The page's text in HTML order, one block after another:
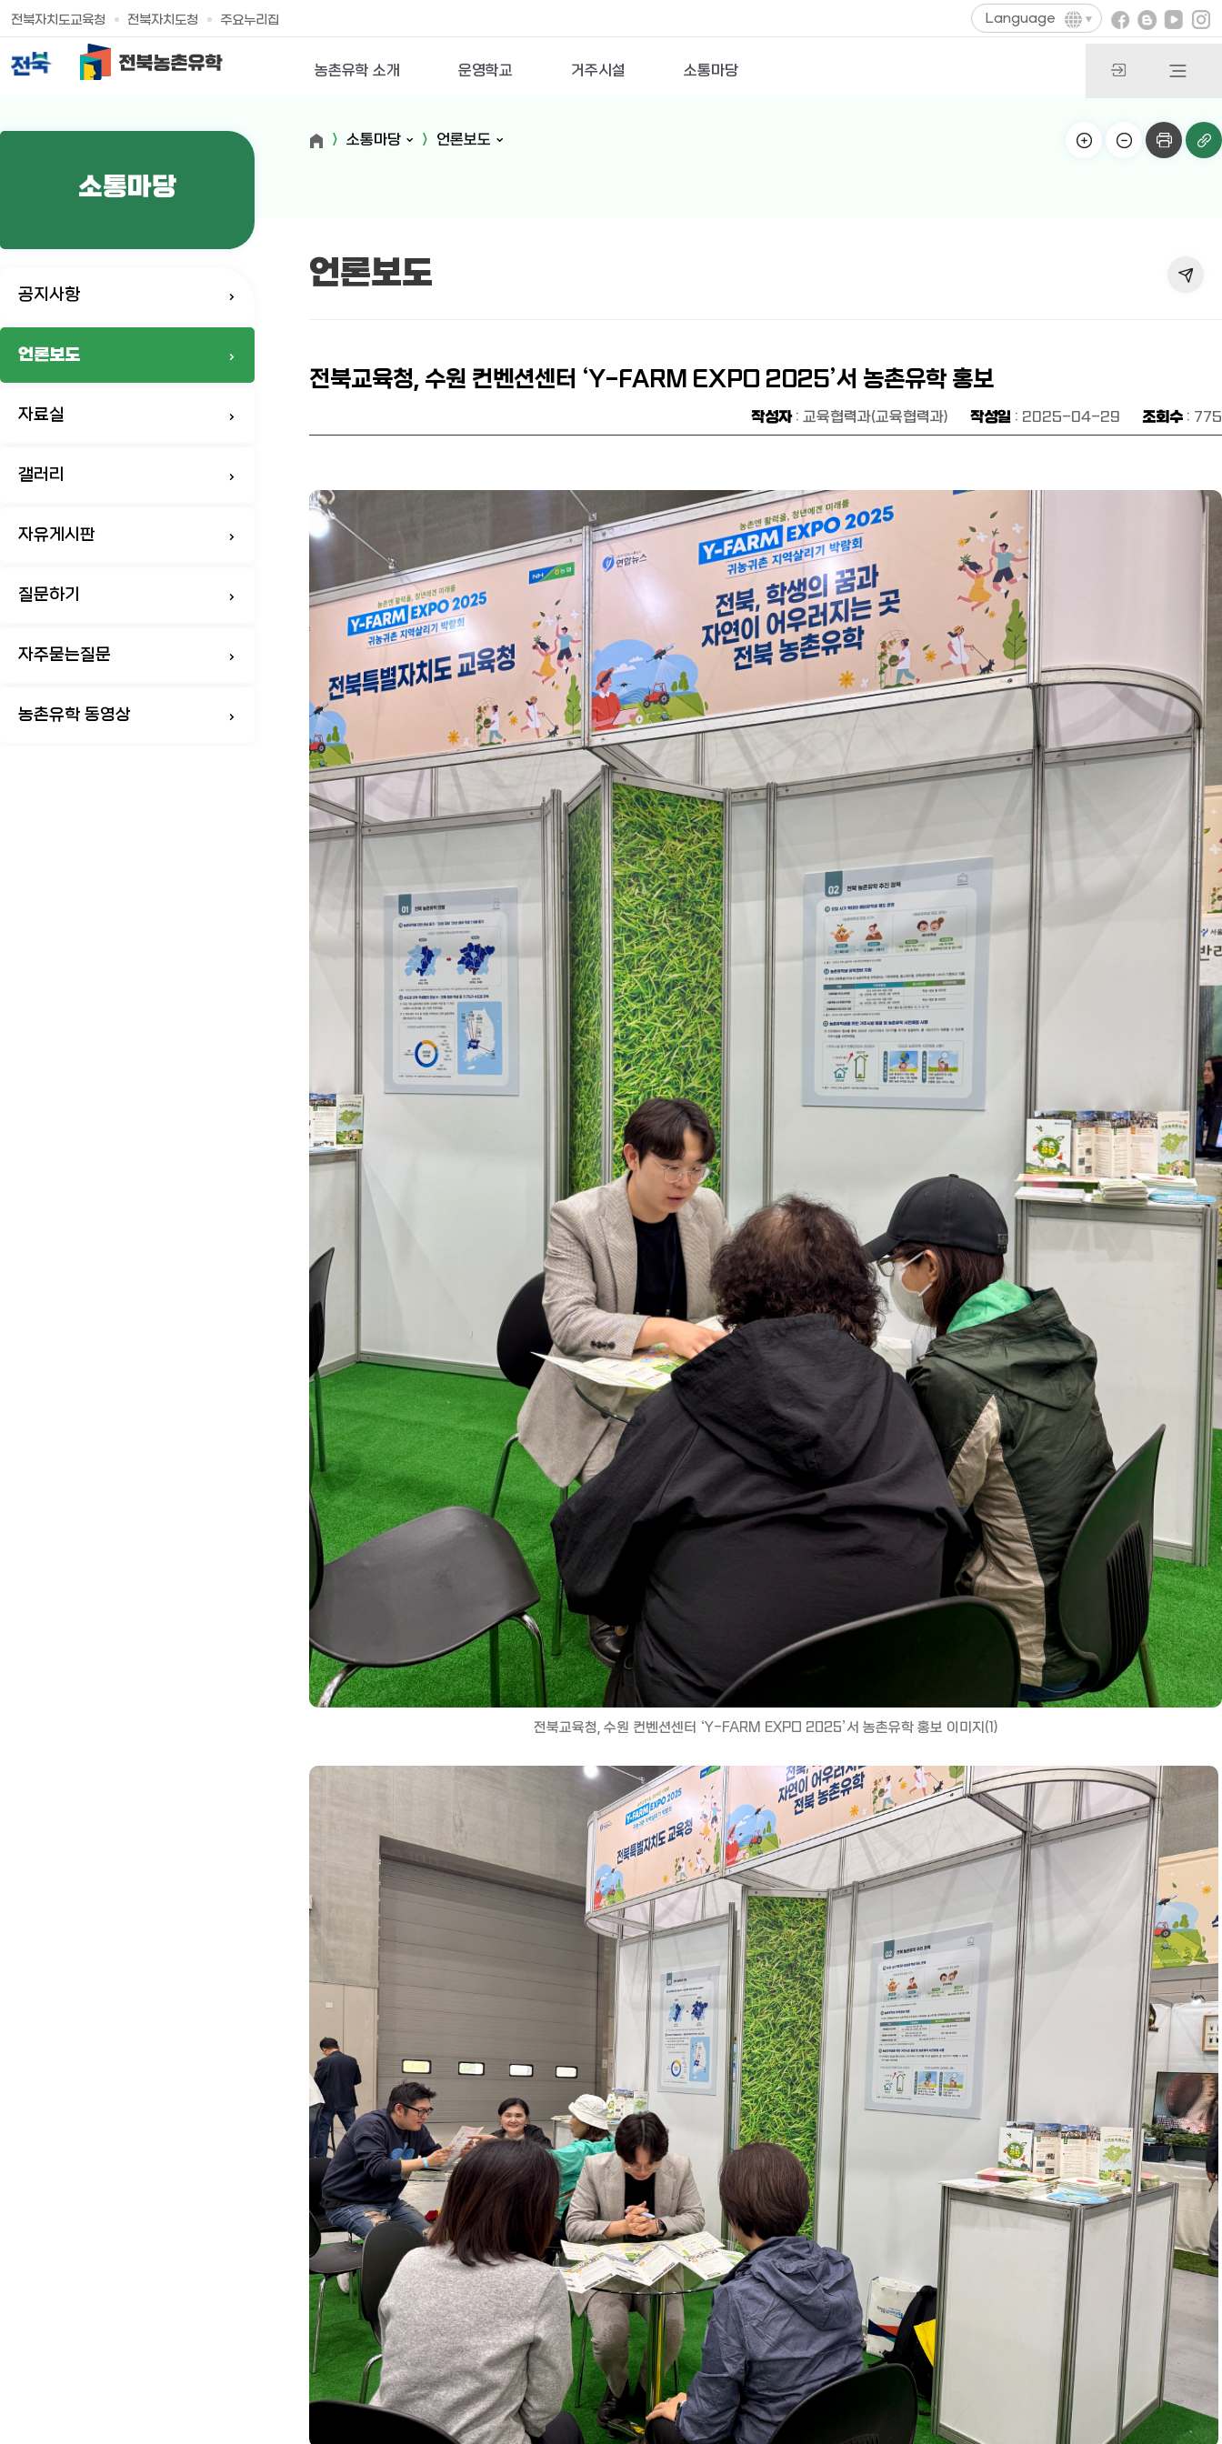
전북자치도교육청 전북자치도청 주요누리집 Language
농촌유학 소개 운영학교 거주시설 소통마당
소통마당
공지사항
언론보도
자료실
갤러리
자유게시판
질문하기
자주묻는질문
농촌유학 동영상
소통마당 언론보도
언론보도
전북교육청, 수원 컨벤션센터 ‘Y-FARM EXPO 2025’서 농촌유학 홍보
작성자: 교육협력과(교육협력과) 작성일 : 2025-04-29 조회수 : 775
전북교육청, 수원 컨벤션센터 ‘Y-FARM EXPO 2025’서 농촌유학 홍보 이미지(1)